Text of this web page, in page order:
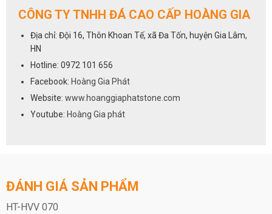
CÔNG TY TNHH ĐÁ CAO CẤP HOÀNG GIA
Địa chỉ: Đội 16, Thôn Khoan Tế, xã Đa Tốn, huyện Gia Lâm,
HN
Hotline: 0972 101 656
Facebook: Hoàng Gia Phát
Website: www.hoanggiaphatstone.com
Youtube: Hoàng Gia phát
ĐÁNH GIÁ SẢN PHẨM
HT-HVV 070